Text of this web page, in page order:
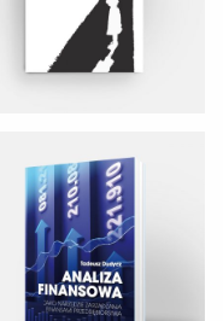
KSZTAŁTOWANIE ZACHOWAŃ
INNOWACYJNYCH